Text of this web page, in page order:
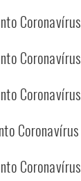
Coronavírus
Coronavírus
Coronavírus
Coronavírus
Coronavírus